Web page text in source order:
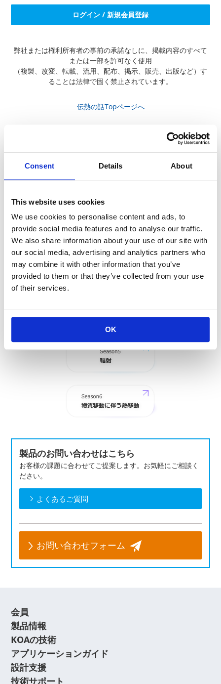
Consent Details About
This website uses cookies
We use cookies to personalise content and ads, to
provide social media features and to analyse our traffic.
We also share information about your use of our site with
our social media, advertising and analytics partners who
may combine it with other information that you’ve
provided to them or that they’ve collected from your use
of their services.
OK
ログイン / 新規会員登録
弊社または権利所有者の事前の承諾なしに、掲載内容のすべて
または一部を許可なく使用
（複製、改変、転載、流用、配布、掲示、販売、出版など）す
ることは法律で固く禁止されています。
伝熱の話Topページへ
製品のお問い合わせはこちら
お客様の課題に合わせてご提案します。お気軽にご相談く
ださい。
よくあるご質問
お問い合わせフォーム
会員
製品情報
KOAの技術
アプリケーションガイド
設計支援
技術サポート